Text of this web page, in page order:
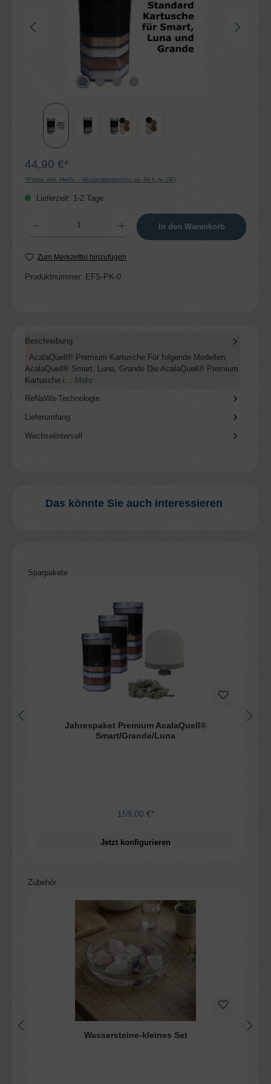
44,90 €*
*Preise inkl. MwSt. - Versandkostenfrei ab 39 € (in DE)
Lieferzeit: 1-2 Tage
Produkt Anzahl: Gib den gewünschten Wert ein oder benutze die Schaltflächen um
In den Warenkorb
Zum Merkzettel hinzufügen
Produktnummer: EFS-PK-0
Beschreibung
AcalaQuell® Premium Kartusche Für folgende Modellen;
AcalaQuell® Smart, Luna, Grande Die AcalaQuell® Premium
Kartusche i…
Mehr
ReNaWa-Technologie
Lieferumfang
Wechselintervall
Das könnte Sie auch interessieren
Produktgalerie überspringen
Sparpakete
Jahrespaket Premium AcalaQuell®
Smart/Grande/Luna
159,00 €*
Jetzt konfigurieren
Produktgalerie überspringen
Zubehör
Wassersteine-kleines Set